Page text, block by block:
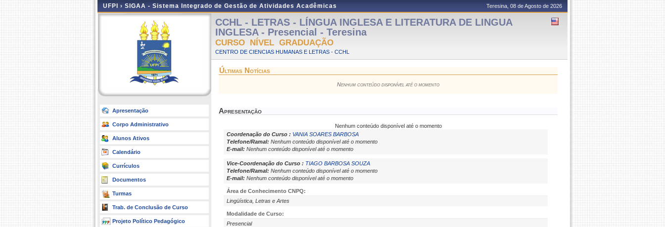
UFPI › SIGAA - Sistema Integrado de Gestão de Atividades Acadêmicas Teresina, 08 de Agosto de 2026
Apresentação
Corpo Administrativo
Alunos Ativos
Calendário
Currículos
Documentos
Turmas
Trab. de Conclusão de Curso
Projeto Político Pedagógico
CCHL - LETRAS - LÍNGUA INGLESA E LITERATURA DE LINGUA
INGLESA - Presencial - Teresina
CURSO NÍVEL GRADUAÇÃO
CENTRO DE CIENCIAS HUMANAS E LETRAS - CCHL
Últimas Notícias
Nenhum conteúdo disponível até o momento
Apresentação
Nenhum conteúdo disponível até o momento
Coordenação do Curso : VANIA SOARES BARBOSA
Telefone/Ramal: Nenhum conteúdo disponível até o momento
E-mail: Nenhum conteúdo disponível até o momento
Vice-Coordenação do Curso : TIAGO BARBOSA SOUZA
Telefone/Ramal: Nenhum conteúdo disponível até o momento
E-mail: Nenhum conteúdo disponível até o momento
Área de Conhecimento CNPQ:
Lingüística, Letras e Artes
Modalidade de Curso:
Presencial